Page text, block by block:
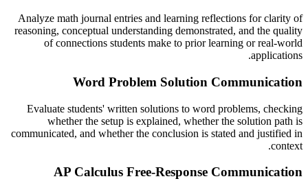
Analyze math journal entries and learning reflections for clarity of
reasoning, conceptual understanding demonstrated, and the quality
of connections students make to prior learning or real-world
applications.
Word Problem Solution Communication
Evaluate students' written solutions to word problems, checking
whether the setup is explained, whether the solution path is
communicated, and whether the conclusion is stated and justified in
context.
AP Calculus Free-Response Communication